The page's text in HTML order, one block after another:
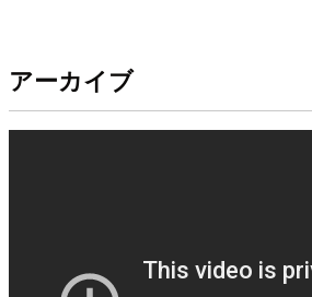
アーカイブ